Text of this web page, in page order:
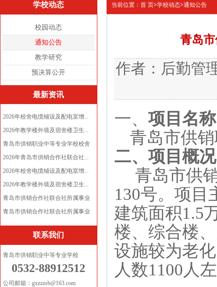
学校动态
校园动态
通知公告
教学研究
预决算公开
最新资讯
2026年校舍电缆铺设及配电室增...
2026年教学楼外墙及宿舍楼卫生...
青岛市供销职业中等专业学校校舍
电...
2026年青岛市供销合作社联合社...
2026年校舍电缆铺设及配电室增...
2026年教学楼外墙及宿舍楼卫生...
青岛市供销合作社联合社所属事业
单...
青岛市供销合作社联合社所属事业
单...
联系我们
青岛市供销职业中等专业学校
0532-88912512
公司邮箱：gxzzzsb@163.com
当前位置： 首 页>学校动态>通知公告
青岛
作者：后勤管
一、 项目名称
青岛市供
二、项目概
青岛市供
130号。项目
建筑面积1.5
楼、综合楼
设施较为老
人数1100人